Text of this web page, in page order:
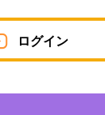
ログイン